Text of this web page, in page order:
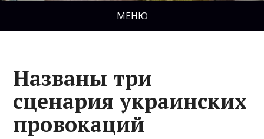
МЕНЮ
Названы три
сценария украинских
провокаций